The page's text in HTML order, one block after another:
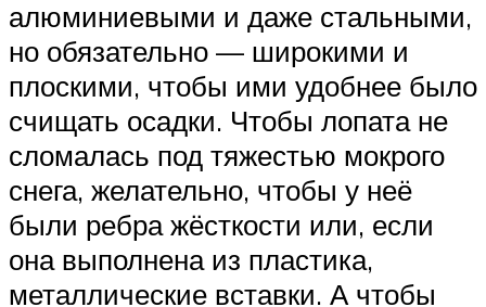
алюминиевыми и даже стальными,
но обязательно — широкими и
плоскими, чтобы ими удобнее было
счищать осадки. Чтобы лопата не
сломалась под тяжестью мокрого
снега, желательно, чтобы у неё
были ребра жёсткости или, если
она выполнена из пластика,
металлические вставки. А чтобы